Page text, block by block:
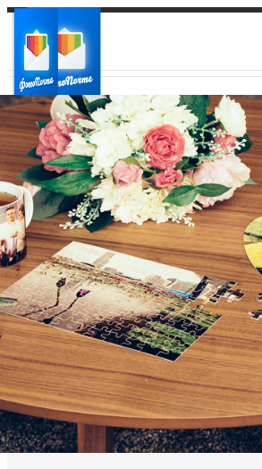
Ваш город:
Ваш регион доставки
Выберите из списка: